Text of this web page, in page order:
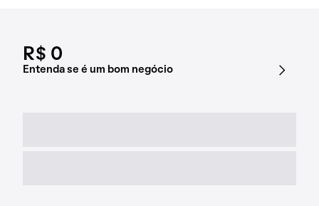
R$ 0
Entenda se é um bom negócio